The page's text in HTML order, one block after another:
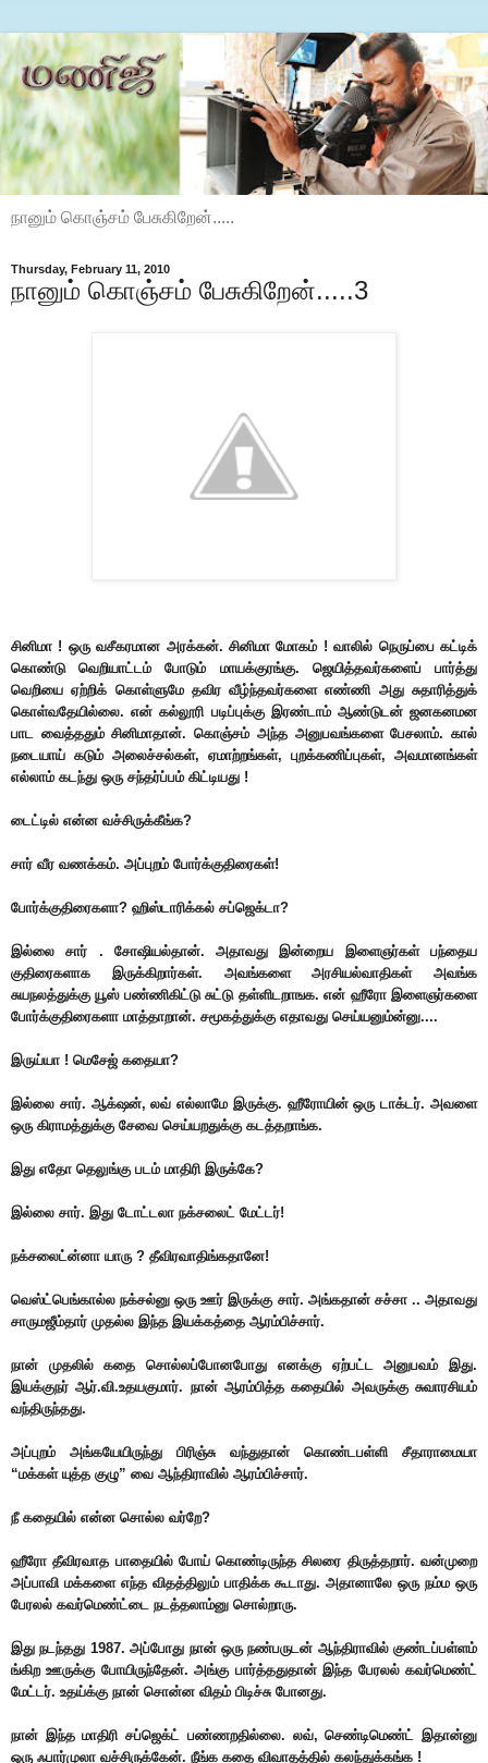
நானும் கொஞ்சம் பேசுகிறேன்.....
Thursday, February 11, 2010
நானும் கொஞ்சம் பேசுகிறேன்.....3
சினிமா ! ஒரு வசீகரமான அரக்கன். சினிமா மோகம் ! வாலில் நெருப்பை கட்டிக்
கொண்டு வெறியாட்டம் போடும் மாயக்குரங்கு. ஜெயித்தவர்களைப் பார்த்து
வெறியை ஏற்றிக் கொள்ளுமே தவிர வீழ்ந்தவர்களை எண்ணி அது சுதாரித்துக்
கொள்வதேயில்லை.என் கல்லூரி படிப்புக்கு இரண்டாம் ஆண்டுடன் ஜனகனமன
பாட வைத்ததும் சினிமாதான். கொஞ்சம் அந்த அனுபவங்களை பேசலாம். கால்
நடையாய் கடும் அலைச்சல்கள், ஏமாற்றங்கள், புறக்கணிப்புகள், அவமானங்கள்
எல்லாம் கடந்து ஒரு சந்தர்ப்பம் கிட்டியது !
டைட்டில் என்ன வச்சிருக்கீங்க?
சார் வீர வணக்கம். அப்புறம் போர்க்குதிரைகள்!
போர்க்குதிரைகளா? ஹிஸ்டாரிக்கல் சப்ஜெக்டா?
இல்லை சார் . சோஷியல்தான். அதாவது இன்றைய இளைஞர்கள் பந்தைய
குதிரைகளாக இருக்கிறார்கள். அவங்களை அரசியல்வாதிகள் அவங்க
சுயநலத்துக்கு யூஸ் பண்ணிகிட்டு சுட்டு தள்ளிடறாஙக. என் ஹீரோ இளைஞர்களை
போர்க்குதிரைகளா மாத்தாறான். சமூகத்துக்கு எதாவது செய்யனும்ன்னு....
இருய்யா ! மெசேஜ் கதையா?
இல்லை சார். ஆக்‌ஷன், லவ் எல்லாமே இருக்கு. ஹீரோயின் ஒரு டாக்டர். அவளை
ஒரு கிராமத்துக்கு சேவை செய்யறதுக்கு கடத்தறாங்க.
இது எதோ தெலுங்கு படம் மாதிரி இருக்கே?
இல்லை சார். இது டோட்டலா நக்சலைட் மேட்டர்!
நக்சலைட்ன்னா யாரு ? தீவிரவாதிங்கதானே!
வெஸ்ட்பெங்கால்ல நக்சல்னு ஒரு ஊர் இருக்கு சார். அங்கதான் சச்சா .. அதாவது
சாருமஜீம்தார் முதல்ல இந்த இயக்கத்தை ஆரம்பிச்சார்.
நான் முதலில் கதை சொல்லப்போனபோது எனக்கு ஏற்பட்ட அனுபவம் இது.
இயக்குநர் ஆர்.வி.உதயகுமார். நான் ஆரம்பித்த கதையில் அவருக்கு சுவாரசியம்
வந்திருந்தது.
அப்புறம் அங்கயேயிருந்து பிரிஞ்சு வந்துதான் கொண்டபள்ளி சீதாராமையா
“மக்கள் யுத்த குழு” வை ஆந்திராவில் ஆரம்பிச்சார்.
நீ கதையில் என்ன சொல்ல வர்றே?
ஹீரோ தீவிரவாத பாதையில் போய் கொண்டிருந்த சிலரை திருத்தறார். வன்முறை
அப்பாவி மக்களை எந்த விதத்திலும் பாதிக்க கூடாது. அதானாலே ஒரு நம்ம ஒரு
பேரலல் கவர்மெண்ட்டை நடத்தலாம்னு சொல்றாரு.
இது நடந்தது 1987. அப்போது நான் ஒரு நண்பருடன் ஆந்திராவில் குண்டப்பள்ளம்
ங்கிற ஊருக்கு போயிருந்தேன். அங்கு பார்த்ததுதான் இந்த பேரலல் கவர்மெண்ட்
மேட்டர். உதய்க்கு நான் சொன்ன விதம் பிடிச்சு போனது.
நான் இந்த மாதிரி சப்ஜெக்ட் பண்ணறதில்லை. லவ், செண்டிமெண்ட் இதான்னு
ஒரு ஃபார்முலா வச்சிருக்கேன். நீங்க கதை விவாதத்தில் கலந்துக்கங்க !